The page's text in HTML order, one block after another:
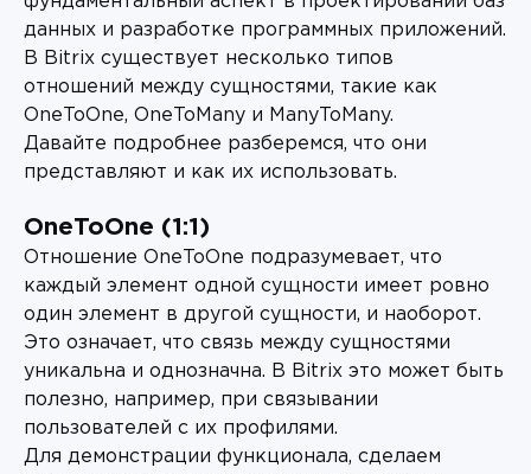
данных и разработке программных приложений.
В Bitrix существует несколько типов
отношений между сущностями, такие как
OneToOne, OneToMany и ManyToMany.
Давайте подробнее разберемся, что они
представляют и как их использовать.
OneToOne (1:1)
Отношение OneToOne подразумевает, что
каждый элемент одной сущности имеет ровно
один элемент в другой сущности, и наоборот.
Это означает, что связь между сущностями
уникальна и однозначна. В Bitrix это может быть
полезно, например, при связывании
пользователей с их профилями.
Для демонстрации функционала, сделаем